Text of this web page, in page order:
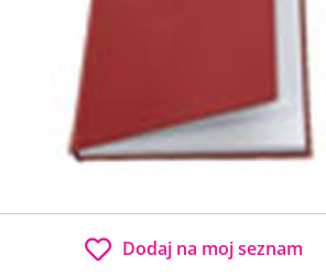
Dodaj na moj seznam